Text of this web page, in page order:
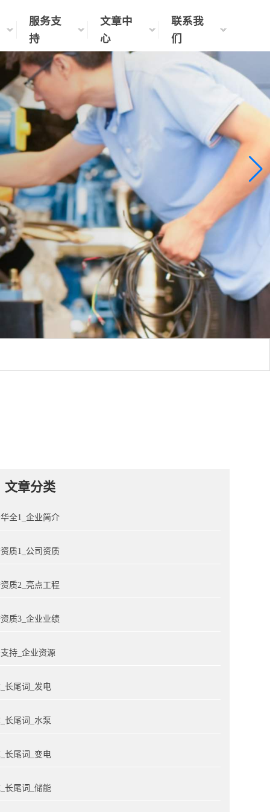
服务支
持
文章中
心
联系我
们
章分类
全1_企业简介
质1_公司资质
质2_亮点工程
质3_企业业绩
持_企业资源
长尾词_发电
长尾词_水泵
长尾词_变电
长尾词_储能